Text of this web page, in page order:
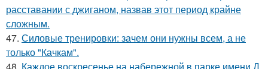
расставании с джиганом, назвав этот период крайне
сложным.
47. Силовые тренировки: зачем они нужны всем, а не
только "Качкам".
48. Каждое воскресенье на набережной в парке имени Д.